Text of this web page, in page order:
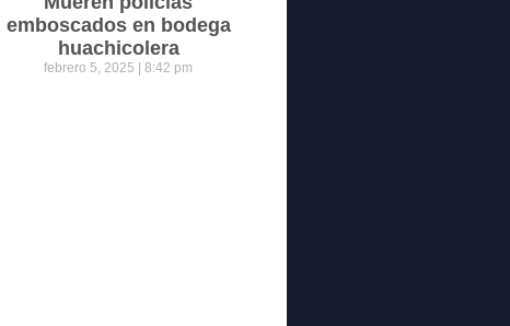
emboscados en bodega
huachicolera
febrero 5, 2025 8:42 pm